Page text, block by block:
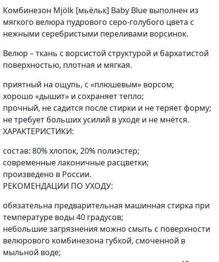
Комбинезон Mjölk [мьёльк] Baby Blue выполнен из
мягкого велюра пудрового серо-голубого цвета с
нежными серебристыми переливами ворсинок.
Велюр – ткань с ворсистой структурой и бархатистой
поверхностью, плотная и мягкая.
приятный на ощупь, с «плюшевым» ворсом;
хорошо «дышит» и сохраняет тепло;
прочный, не садится после стирки и не теряет форму;
не требует больших усилий в уходе и не мнётся.
ХАРАКТЕРИСТИКИ:
состав: 80% хлопок, 20% полиэстер;
современные лаконичные расцветки;
произведено в России.
РЕКОМЕНДАЦИИ ПО УХОДУ:
обязательна предварительная машинная стирка при
температуре воды 40 градусов;
небольшие загрязнения можно смыть с поверхности
велюрового комбинезона губкой, смоченной в
мыльной воде;